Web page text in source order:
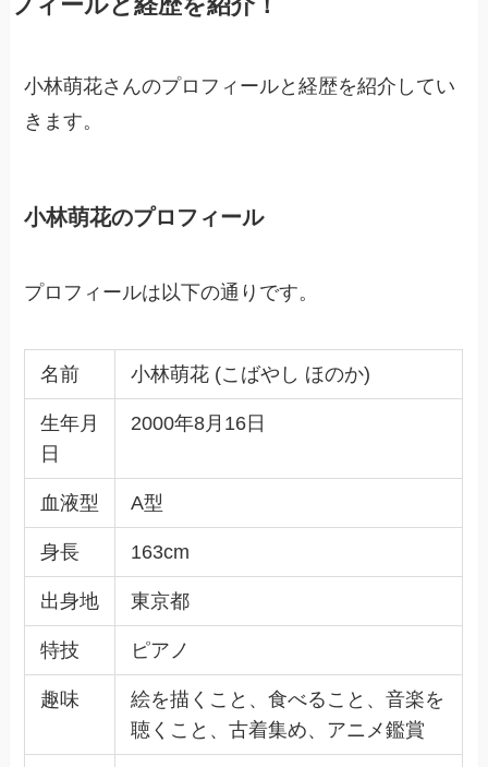
フィールと経歴を紹介！
小林萌花さんのプロフィールと経歴を紹介してい
きます。
小林萌花のプロフィール
プロフィールは以下の通りです。
名前 小林萌花 (こばやし ほのか)
生年月
日
2000年8月16日
血液型 A型
身長 163cm
出身地 東京都
特技 ピアノ
趣味
絵を描くこと、食べること、音楽を
聴くこと、古着集め、アニメ鑑賞